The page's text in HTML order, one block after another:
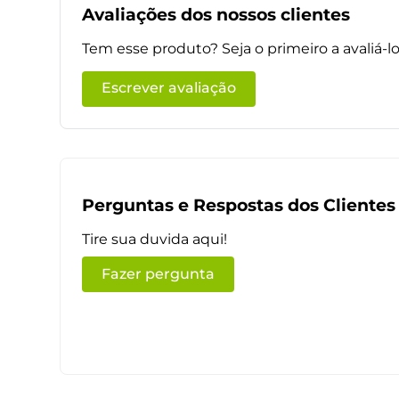
Avaliações dos nossos clientes
Tem esse produto? Seja o primeiro a avaliá-
Escrever avaliação
Perguntas e Respostas dos Clientes
Tire sua duvida aqui!
Fazer pergunta